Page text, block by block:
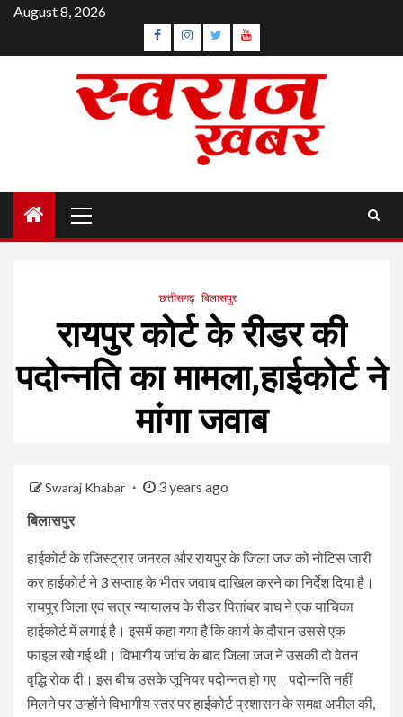
Skip
content
August 8, 2026
Facebook
Instagram
TwitterYouTube
Menu
छत्तीसगढ़ बिलासपुर
रायपुर कोर्ट के रीडर की
पदोन्नति का मामला,हाईकोर्ट ने
मांगा जवाब
Swaraj Khabar
3 years ago
बिलासपुर
हाईकोर्ट के रजिस्ट्रार जनरल और रायपुर के जिला जज को नोटिस जारी
कर हाईकोर्ट ने 3 सप्ताह के भीतर जवाब दाखिल करने का निर्देश दिया है।
रायपुर जिला एवं सत्र न्यायालय के रीडर पितांबर बाघ ने एक याचिका
हाईकोर्ट में लगाई है। इसमें कहा गया है कि कार्य के दौरान उससे एक
फाइल खो गई थी। विभागीय जांच के बाद जिला जज ने उसकी दो वेतन
वृद्धि रोक दी। इस बीच उसके जूनियर पदोन्नत हो गए। पदोन्नति नहीं
मिलने पर उन्होंने विभागीय स्तर पर हाईकोर्ट प्रशासन के समक्ष अपील की,